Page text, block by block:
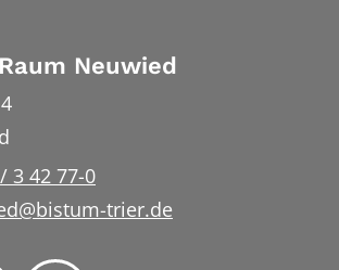
Neuwied
3 42 77-0
trier.de